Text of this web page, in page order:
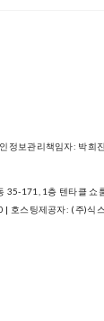
정보관리책임자: 박
35-171, 1층 텐타클 쇼
| 호스팅제공자: (주)식